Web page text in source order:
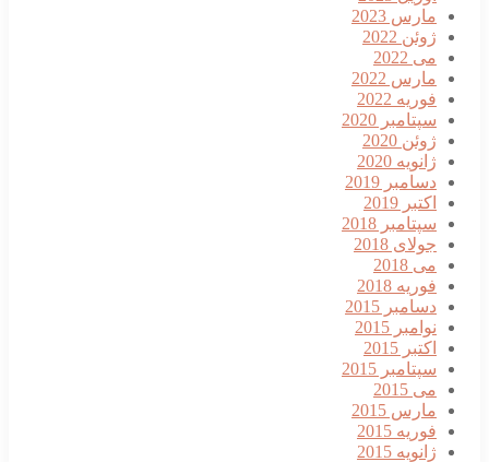
مارس 2023
ژوئن 2022
می 2022
مارس 2022
فوریه 2022
سپتامبر 2020
ژوئن 2020
ژانویه 2020
دسامبر 2019
اکتبر 2019
سپتامبر 2018
جولای 2018
می 2018
فوریه 2018
دسامبر 2015
نوامبر 2015
اکتبر 2015
سپتامبر 2015
می 2015
مارس 2015
فوریه 2015
ژانویه 2015